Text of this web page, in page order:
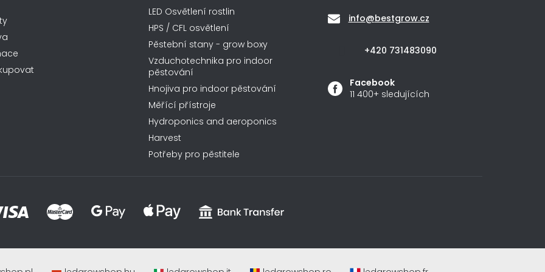
LED Osvětlení rostlin
HPS / CFL osvětlení
Pěstební stany - grow boxy
Vzduchotechnika pro indoor
pěstování
Hnojiva pro indoor pěstování
Měřící přístroje
Hydroponics and aeroponics
Harvest
Potřeby pro pěstitele
info@bestgrow.cz
+420 731483090
Facebook
11 400+ sledujících